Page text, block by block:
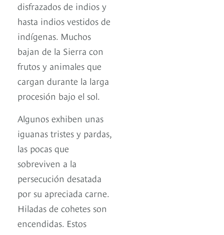
disfrazados de indios y
hasta indios vestidos de
indígenas. Muchos
bajan de la Sierra con
frutos y animales que
cargan durante la larga
procesión bajo el sol.
Algunos exhiben unas
iguanas tristes y pardas,
las pocas que
sobreviven a la
persecución desatada
por su apreciada carne.
Hiladas de cohetes son
encendidas. Estos